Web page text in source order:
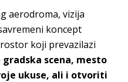
aerodroma, vizija
koncept
koji prevazilazi
gradska scena, mesto
ukuse, ali i otvoriti